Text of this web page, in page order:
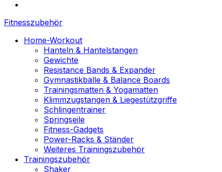
Fitnesszubehör
Home-Workout
Hanteln & Hantelstangen
Gewichte
Resistance Bands & Expander
Gymnastikbälle & Balance Boards
Trainingsmatten & Yogamatten
Klimmzugstangen & Liegestützgriffe
Schlingentrainer
Springseile
Fitness-Gadgets
Power-Racks & Ständer
Weiteres Trainingszubehör
Trainingszubehör
Shaker